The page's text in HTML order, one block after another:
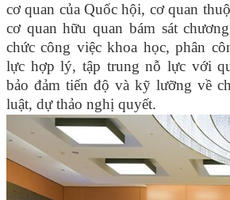
cơ quan của Quốc hội, cơ quan
cơ quan hữu quan bám sát
chức công việc khoa học, phân
lực hợp lý, tập trung nỗ lực với
bảo đảm tiến độ và kỹ lưỡng về
luật, dự thảo nghị quyết.